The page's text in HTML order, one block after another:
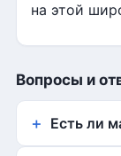
на этой
Вопросы и
Есть ли